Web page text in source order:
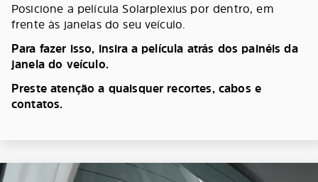
Posicione a película Solarplexius por dentro, em
frente às janelas do seu veículo.
Para fazer isso, insira a película atrás dos painéis da
janela do veículo.
Preste atenção a quaisquer recortes, cabos e
contatos.